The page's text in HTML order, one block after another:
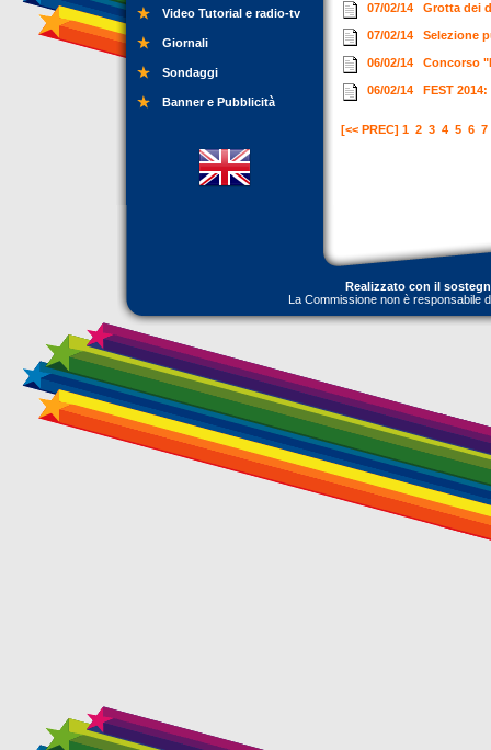
Video Tutorial e radio-tv
Giornali
Sondaggi
Banner e Pubblicità
07/02/14
Grotta dei
07/02/14 Selezione
06/02/14 Concorso
06/02/14 FEST
[<< PREC] 1 2 3 4 5 6 7
Realizzato con il
La Commissione non è responsabile